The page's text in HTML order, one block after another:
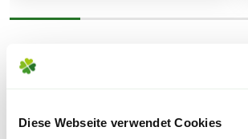
Diese Webseite verwendet Cookies
FOLGENDE VERSANDKOSTEN
WEITERE PRODUKTE